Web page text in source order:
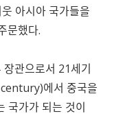
아시아 국가들을
문했다.
장관으로서 21세기
에서 중국을
국가가 되는 것이